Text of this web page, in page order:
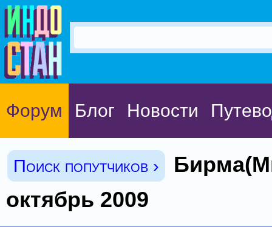
Форум Блог Новости
Поиск попутчиков ›
октябрь 2009